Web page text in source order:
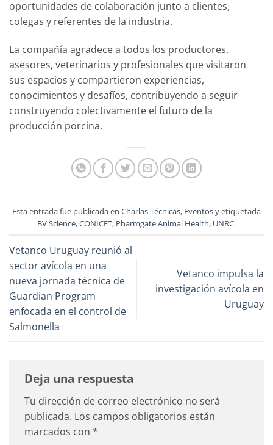
oportunidades de colaboración junto a clientes,
colegas y referentes de la industria.
La compañía agradece a todos los productores,
asesores, veterinarios y profesionales que visitaron
sus espacios y compartieron experiencias,
conocimientos y desafíos, contribuyendo a seguir
construyendo colectivamente el futuro de la
producción porcina.
Esta entrada fue publicada en Charlas Técnicas, Eventosy etiquetada
BV Science,CONICET, Pharmgate Animal Health, UNRC.
Vetanco Uruguay reunió al
sector avícola en una
nueva jornada técnica de
Guardian Program
enfocada en el control de
Salmonella
Vetanco impulsa la
investigación avícola en
Uruguay
Deja una respuesta
Tu dirección de correo electrónico no será
publicada. Los campos obligatorios están
marcados con *